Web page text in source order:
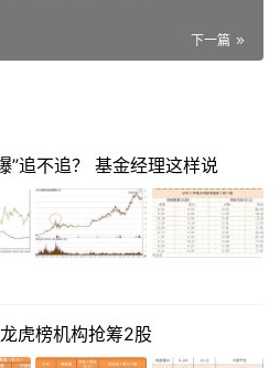
下一篇
”追不追？ 基金经理这样说
虎榜机构抢筹2股